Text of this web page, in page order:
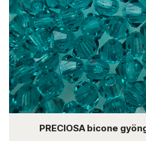
PRECIOSA bicone